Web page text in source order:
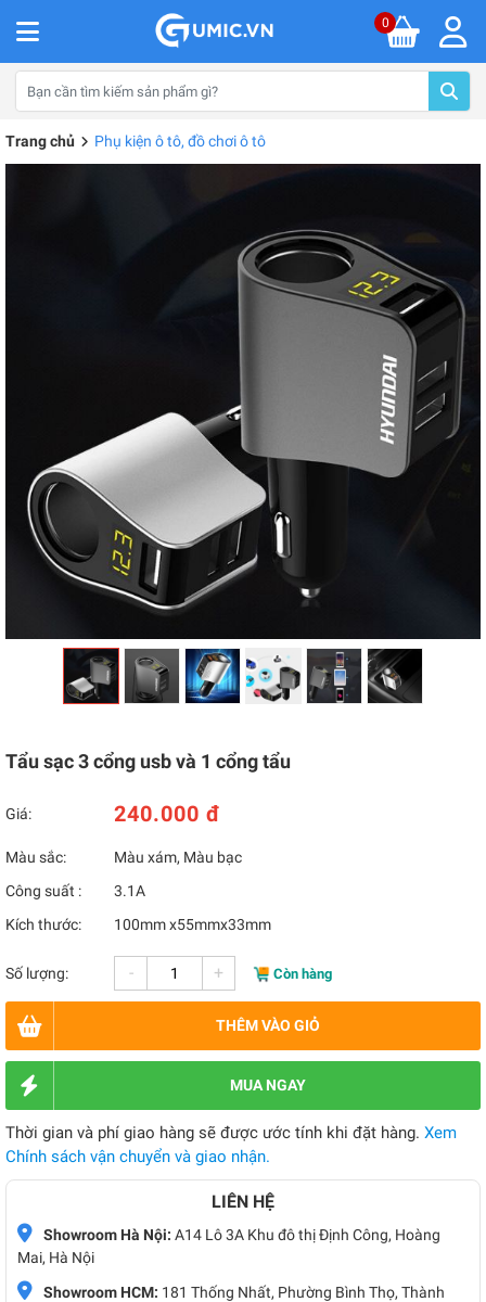
0
Trang chủ Phụ kiện ô tô, đồ chơi ô tô
Tẩu sạc 3 cổng usb và 1 cổng tẩu
Giá: 240.000 đ
Màu sắc:
Màu xám, Màu bạc
Công suất :
3.1A
Kích thước:
100mm x55mmx33mm
Số lượng: - + Còn hàng
THÊM VÀO GIỎ
MUA NGAY
Thời gian và phí giao hàng sẽ được ước tính khi đặt hàng. Xem
Chính sách vận chuyển và giao nhận.
LIÊN HỆ
Showroom Hà Nội: A14 Lô 3A Khu đô thị Định Công, Hoàng
Mai, Hà Nội
Showroom HCM: 181 Thống Nhất, Phường Bình Thọ, Thành